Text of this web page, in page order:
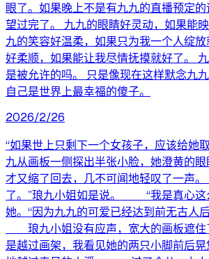
眼了。如果晚上不是有九九的直播预定
望过完了。 九九的眼睛好灵动，如果能
九的笑容好温柔，如果只为我一个人绽
好柔顺，如果能让我尽情抚摸就好了。
是被允许的吗。 只是像现在这样默念九
自己是世界上最幸福的傻子。
2026/2/26
“如果世上只剩下一个女孩子，应该给
九从画板一侧探出半张小脸，她澄黄的眼
才又缩了回去，几不可闻地轻叹了一
了。”琅九小姐如是说。 “我是真心这
她。“因为九九的可爱已经达到前无古人
琅九小姐没有应声，宽大的画板遮住
是越过画架，我看见她的两只小脚前后